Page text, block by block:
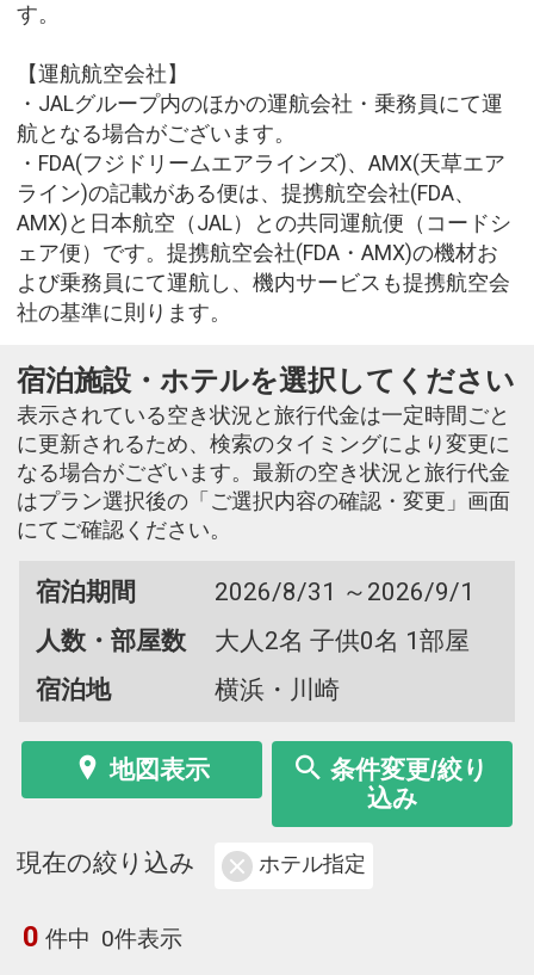
す。
【運航航空会社】
・JALグループ内のほかの運航会社・乗務員にて運
航となる場合がございます。
・FDA(フジドリームエアラインズ)、AMX(天草エア
ライン)の記載がある便は、提携航空会社(FDA、
AMX)と日本航空（JAL）との共同運航便（コードシ
ェア便）です。提携航空会社(FDA・AMX)の機材お
よび乗務員にて運航し、機内サービスも提携航空会
社の基準に則ります。
宿泊施設・ホテルを選択してください
表示されている空き状況と旅行代金は一定時間ごと
に更新されるため、検索のタイミングにより変更に
なる場合がございます。最新の空き状況と旅行代金
はプラン選択後の「ご選択内容の確認・変更」画面
にてご確認ください。
宿泊期間
2026/8/31 ～2026/9/1
人数・部屋数
大人2名 子供0名 1部屋
宿泊地
横浜・川崎
地図表示
条件変更/絞り
込み
現在の絞り込み ホテル指定
0 件中 0件表示